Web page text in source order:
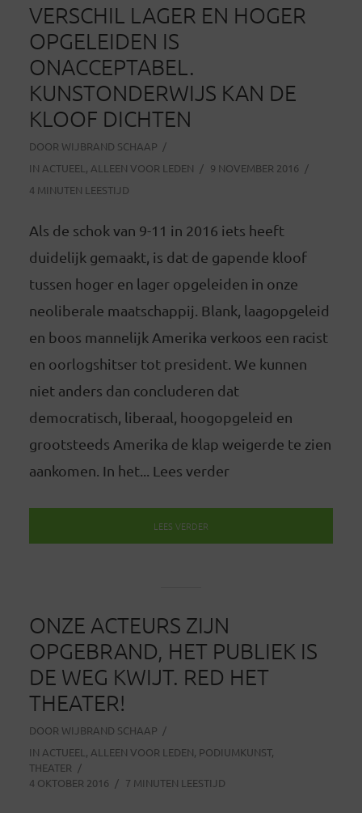
VERSCHIL LAGER EN HOGER
OPGELEIDEN IS
ONACCEPTABEL.
KUNSTONDERWIJS KAN DE
KLOOF DICHTEN
DOOR WIJBRAND SCHAAP
IN ACTUEEL , ALLEEN VOOR LEDEN
9 NOVEMBER 2016
4 MINUTEN LEESTIJD
Als de schok van 9-11 in 2016 iets heeft
duidelijk gemaakt, is dat de gapende kloof
tussen hoger en lager opgeleiden in onze
neoliberale maatschappij. Blank, laagopgeleid
en boos mannelijk Amerika verkoos een racist
en oorlogshitser tot president. We kunnen
niet anders dan concluderen dat
democratisch, liberaal, hoogopgeleid en
grootsteeds Amerika de klap weigerde te zien
aankomen. In het... Lees verder
LEES VERDER
ONZE ACTEURS ZIJN
OPGEBRAND, HET PUBLIEK IS
DE WEG KWIJT. RED HET
THEATER!
DOOR WIJBRAND SCHAAP
IN ACTUEEL , ALLEEN VOOR LEDEN, PODIUMKUNST,
THEATER
4 OKTOBER 2016
7 MINUTEN LEESTIJD